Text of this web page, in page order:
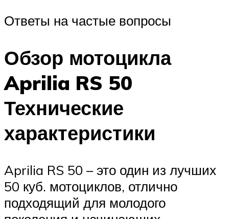
Ответы на частые вопросы
Обзор мотоцикла
Aprilia RS 50
Технические
характеристики
Aprilia RS 50 – это один из лучших
50 куб. мотоциклов, отлично
подходящий для молодого